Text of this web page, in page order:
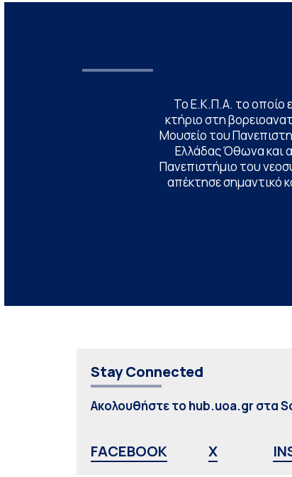
Το Ε.Κ.Π.Α. το οποίο
κτήριο στη
Μουσείο του
Ελλάδας Όθωνα και
Πανεπιστήμιο του
απέκτησε σημαντικό
Stay Connected
Ακολουθήστε το hub.uoa.gr στα
FACEBOOK X